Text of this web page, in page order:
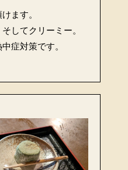
ます。
してクリーミー。
症対策です。